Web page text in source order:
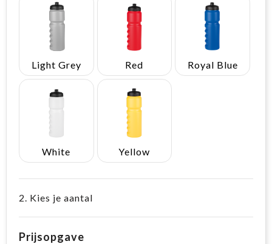
Light Grey Red Royal Blue
White Yellow
2. Kies je aantal
Prijsopgave